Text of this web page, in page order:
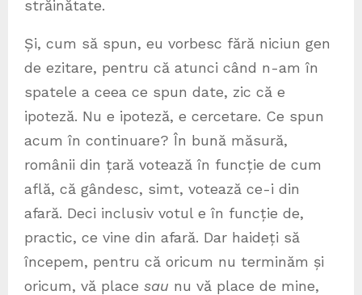
străinătate.
Și, cum să spun, eu vorbesc fără niciun gen
de ezitare, pentru că atunci când n-am în
spatele a ceea ce spun date, zic că e
ipoteză. Nu e ipoteză, e cercetare. Ce spun
acum în continuare? În bună măsură,
românii din țară votează în funcție de cum
află, că gândesc, simt, votează ce-i din
afară. Deci inclusiv votul e în funcție de,
practic, ce vine din afară. Dar haideți să
începem, pentru că oricum nu terminăm și
oricum, vă place sau nu vă place de mine,